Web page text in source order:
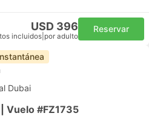
USD 396
incluidos por adulto
Reservar
Dubai
Vuelo #FZ1735